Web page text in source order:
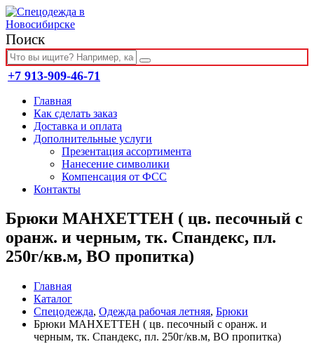
Поиск
+7 913-909-46-71
Главная
Как сделать заказ
Доставка и оплата
Дополнительные услуги
Презентация ассортимента
Нанесение символики
Компенсация от ФСС
Контакты
Брюки МАНХЕТТЕН ( цв. песочный с
оранж. и черным, тк. Спандекс, пл.
250г/кв.м, ВО пропитка)
Главная
Каталог
Спецодежда, Одежда рабочая летняя, Брюки
Брюки МАНХЕТТЕН ( цв. песочный с оранж. и
черным, тк. Спандекс, пл. 250г/кв.м, ВО пропитка)